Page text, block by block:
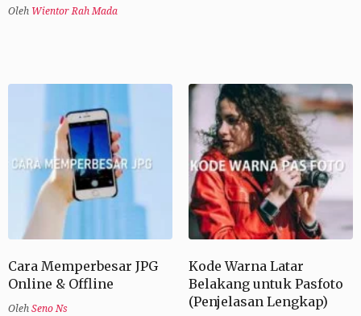
Oleh Wientor Rah Mada
Cara Memperbesar JPG
Online & Offline
Oleh Seno Ns
Kode Warna Latar
Belakang untuk Pasfoto
(Penjelasan Lengkap)